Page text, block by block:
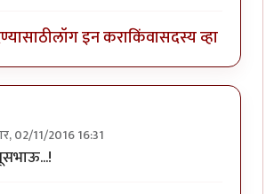
लॉग इन कराकिंवासदस्य व्हा
02/11/2016 16:31